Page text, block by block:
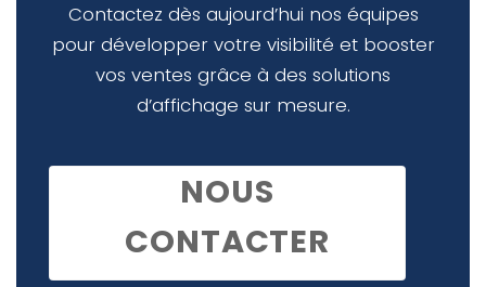
Contactez dès aujourd’hui nos équipes
pour développer votre visibilité et booster
vos ventes grâce à des solutions
d’affichage sur mesure.
NOUS
CONTACTER